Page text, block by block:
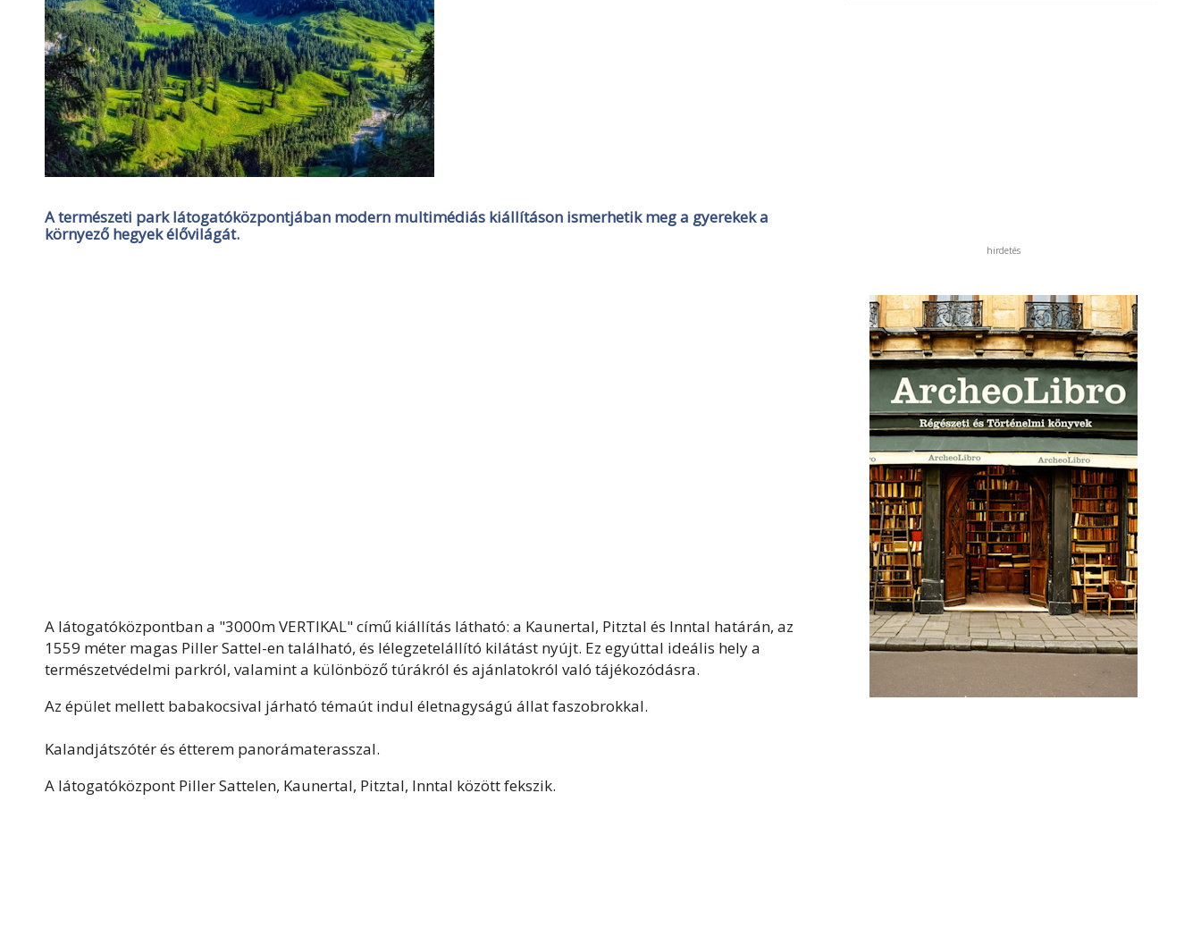
A természeti park látogatóközpontjában modern multimédiás kiállításon ismerhetik meg a gyerekek a
környező hegyek élővilágát.
A látogatóközpontban a "3000m VERTIKAL" című kiállítás látható: a Kaunertal, Pitztal és Inntal határán, az
1559 méter magas Piller Sattel-en található, és lélegzetelállító kilátást nyújt. Ez egyúttal ideális hely a
természetvédelmi parkról, valamint a különböző túrákról és ajánlatokról való tájékozódásra.
Az épület mellett babakocsival járható témaút indul életnagyságú állat faszobrokkal.
Kalandjátszótér és étterem panorámaterasszal.
A látogatóközpont Piller Sattelen, Kaunertal, Pitztal, Inntal között fekszik.
hirdetés